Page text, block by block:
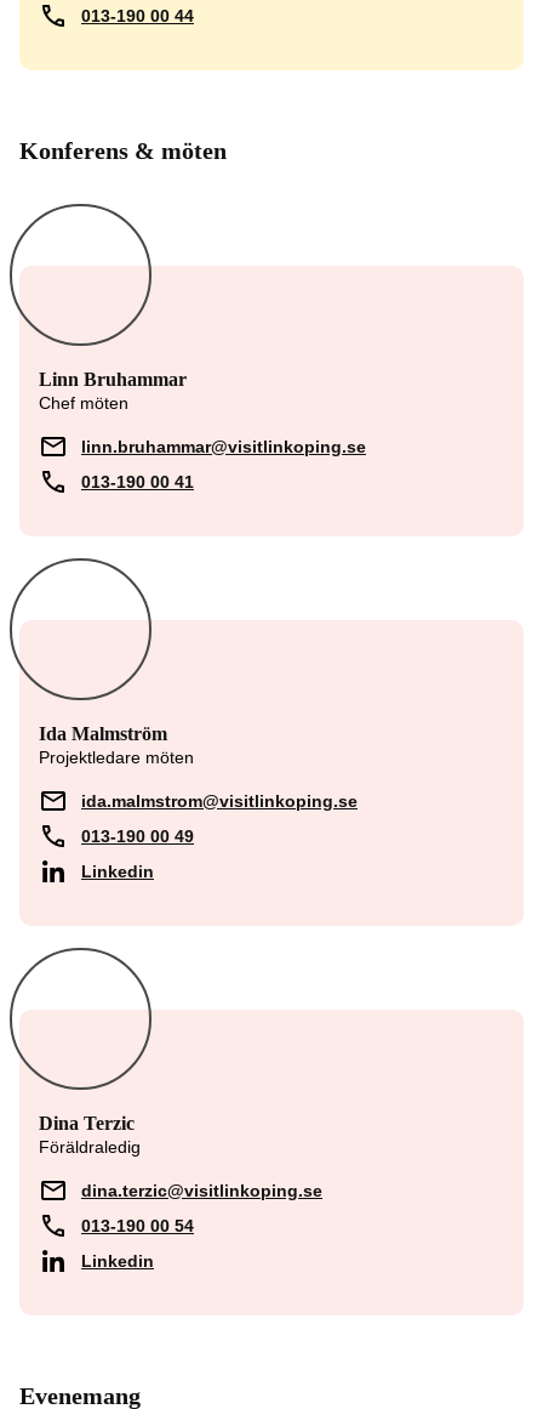
013-190 00 44
Konferens & möten
Linn Bruhammar
Chef möten
linn.bruhammar@visitlinkoping.se
013-190 00 41
Ida Malmström
Projektledare möten
ida.malmstrom@visitlinkoping.se
013-190 00 49
Linkedin
Dina Terzic
Föräldraledig
dina.terzic@visitlinkoping.se
013-190 00 54
Linkedin
Evenemang